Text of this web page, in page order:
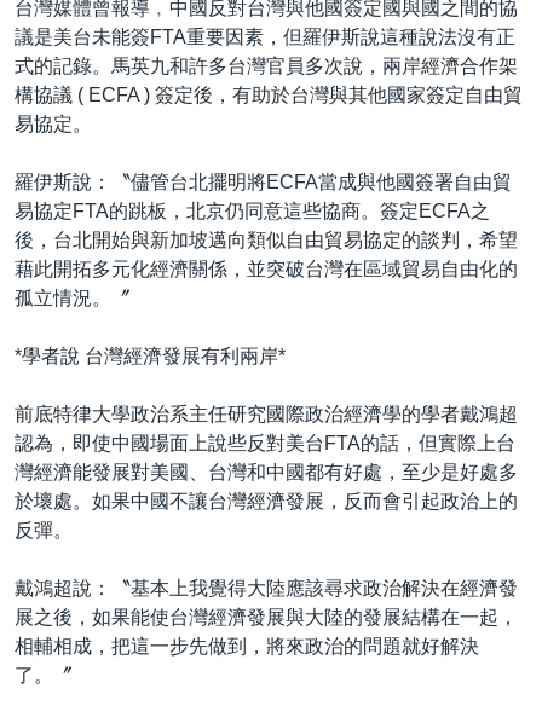
台灣媒體曾報導﹐中國反對台灣與他國簽定國與國之間的協
議是美台未能簽FTA重要因素，但羅伊斯說這種說法沒有正
式的記錄。馬英九和許多台灣官員多次說，兩岸經濟合作架
構協議 ( ECFA ) 簽定後，有助於台灣與其他國家簽定自由貿
易協定。
羅伊斯說：〝儘管台北擺明將ECFA當成與他國簽署自由貿
易協定FTA的跳板，北京仍同意這些協商。簽定ECFA之
後，台北開始與新加坡邁向類似自由貿易協定的談判，希望
藉此開拓多元化經濟關係，並突破台灣在區域貿易自由化的
孤立情況。〞
*學者說 台灣經濟發展有利兩岸*
前底特律大學政治系主任研究國際政治經濟學的學者戴鴻超
認為，即使中國場面上說些反對美台FTA的話，但實際上台
灣經濟能發展對美國、台灣和中國都有好處，至少是好處多
於壞處。如果中國不讓台灣經濟發展，反而會引起政治上的
反彈。
戴鴻超說：〝基本上我覺得大陸應該尋求政治解決在經濟發
展之後，如果能使台灣經濟發展與大陸的發展結構在一起，
相輔相成，把這一步先做到，將來政治的問題就好解決
了。〞